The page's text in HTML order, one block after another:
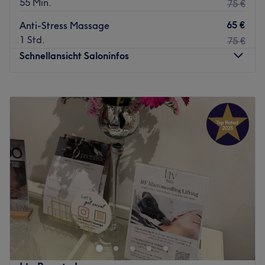
Lassen Sie sich verschönern und buchen Sie noch heute
Ihren persönlichen Beauty-Termin!
Zurück zur Salonansicht
55 Min.
75 €
Anti-Stress Massage
1 Std.
65 €
75 €
Schnellansicht Saloninfos
Dienstag
09:30
20:00
Mittwoch
09:00
20:00
Donnerstag
–20:00
Freitag
20:00
Samstag
Sonntag
Geschlossen
Weil die Haut das Spiegelbild und die Augen das Tor zur
Seele sind, steht das Kosmetikstudio Beauty & Nails in
Leipzig für Qualität und ganzheitliche Lösungen – für
Schönheit und Wohlbefinden! Buche jetzt deinen
Wunschtermin und deine Wunschbehandlung über